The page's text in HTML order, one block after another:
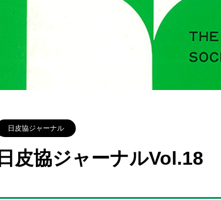
日皮協ジャーナル
日皮協ジャーナルVol.18